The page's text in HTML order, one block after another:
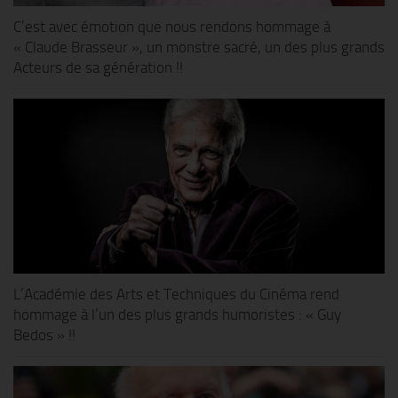
C’est avec émotion que nous rendons hommage à
« Claude Brasseur », un monstre sacré, un des plus grands
Acteurs de sa génération !!
L’Académie des Arts et Techniques du Cinéma rend
hommage à l’un des plus grands humoristes : « Guy
Bedos » !!